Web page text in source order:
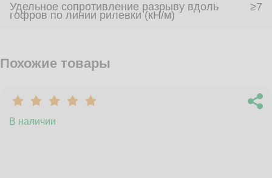
Удельное сопротивление разрыву вдоль
гофров по линии рилевки (кН/м)
≥7
Похожие товары
В наличии